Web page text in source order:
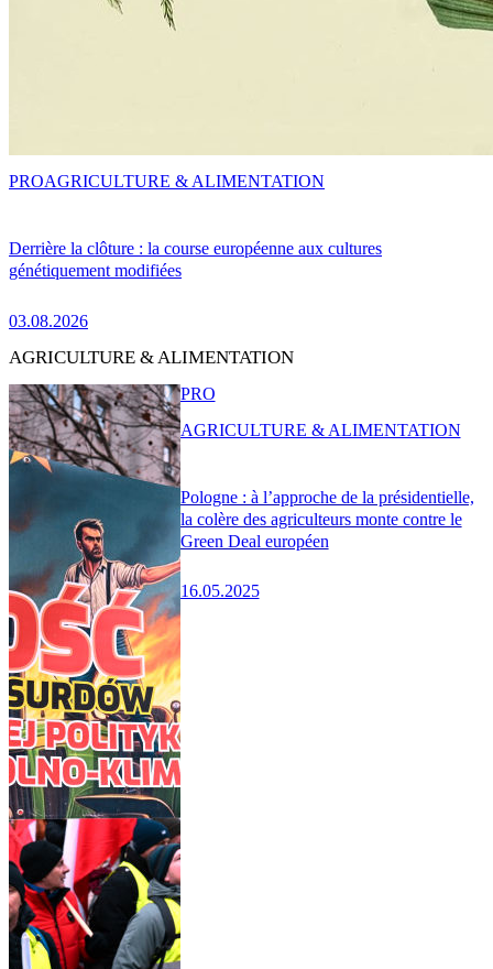
Derrière la clôture : la course européenne aux cultures
génétiquement modifiées
03.08.2026
PROAGRICULTURE & ALIMENTATION
AGRICULTURE & ALIMENTATION
Pologne : à l’approche de la présidentielle,
la colère des agriculteurs monte contre le
Green Deal européen
16.05.2025
PRO
AGRICULTURE & ALIMENTATION